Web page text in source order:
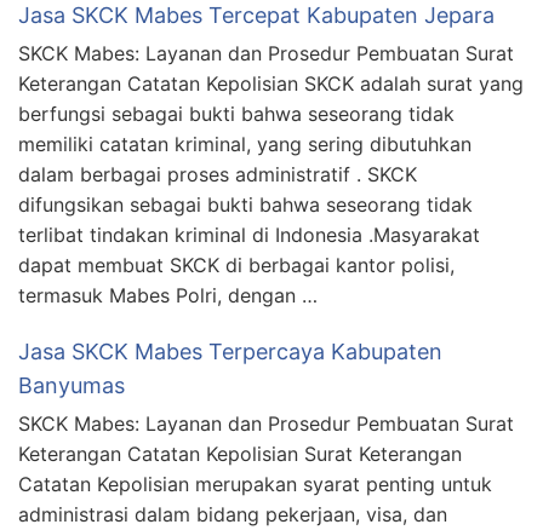
Jasa SKCK Mabes Tercepat Kabupaten Jepara
SKCK Mabes: Layanan dan Prosedur Pembuatan Surat
Keterangan Catatan Kepolisian SKCK adalah surat yang
berfungsi sebagai bukti bahwa seseorang tidak
memiliki catatan kriminal, yang sering dibutuhkan
dalam berbagai proses administratif . SKCK
difungsikan sebagai bukti bahwa seseorang tidak
terlibat tindakan kriminal di Indonesia .Masyarakat
dapat membuat SKCK di berbagai kantor polisi,
termasuk Mabes Polri, dengan …
Jasa SKCK Mabes Terpercaya Kabupaten
Banyumas
SKCK Mabes: Layanan dan Prosedur Pembuatan Surat
Keterangan Catatan Kepolisian Surat Keterangan
Catatan Kepolisian merupakan syarat penting untuk
administrasi dalam bidang pekerjaan, visa, dan